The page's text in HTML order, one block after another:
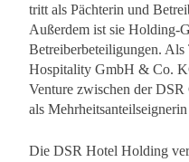
tritt als Pächterin und
Außerdem ist sie Holding-
Betreiberbeteiligungen. Als
Hospitality GmbH & Co.
Venture zwischen der
als
Die DSR Hotel Holding